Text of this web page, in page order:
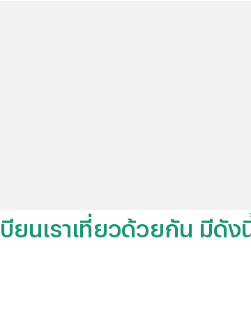
ยนเราเที่ยวด้วยกัน มีดัง